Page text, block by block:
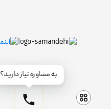
به مشاوره نیاز دارید؟